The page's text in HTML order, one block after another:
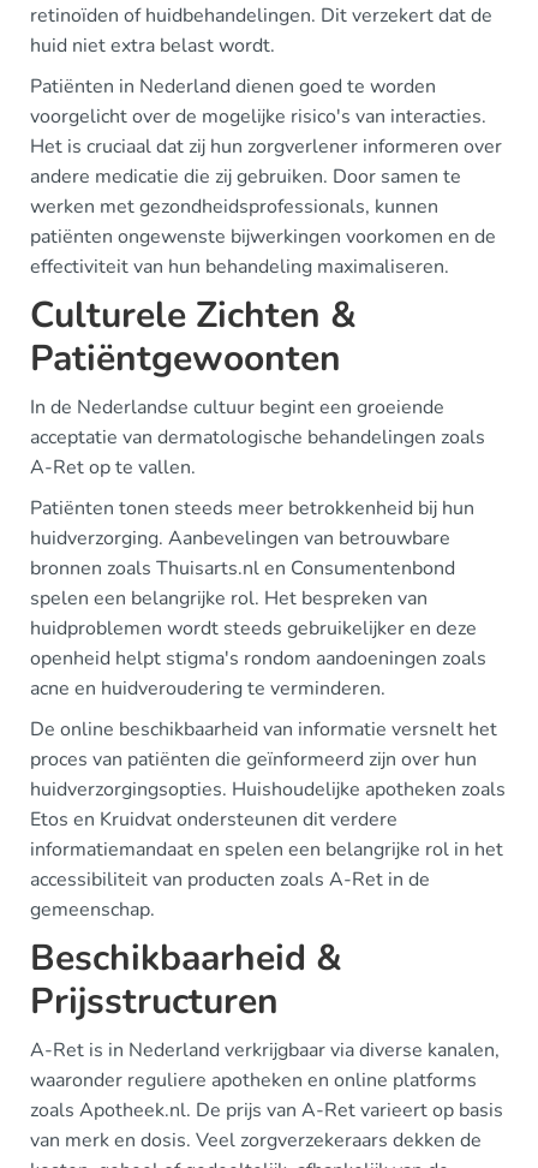
retinoïden of huidbehandelingen. Dit verzekert dat de
huid niet extra belast wordt.
Patiënten in Nederland dienen goed te worden
voorgelicht over de mogelijke risico's van interacties.
Het is cruciaal dat zij hun zorgverlener informeren over
andere medicatie die zij gebruiken. Door samen te
werken met gezondheidsprofessionals, kunnen
patiënten ongewenste bijwerkingen voorkomen en de
effectiviteit van hun behandeling maximaliseren.
Culturele Zichten &
Patiëntgewoonten
In de Nederlandse cultuur begint een groeiende
acceptatie van dermatologische behandelingen zoals
A-Ret op te vallen.
Patiënten tonen steeds meer betrokkenheid bij hun
huidverzorging. Aanbevelingen van betrouwbare
bronnen zoals Thuisarts.nl en Consumentenbond
spelen een belangrijke rol. Het bespreken van
huidproblemen wordt steeds gebruikelijker en deze
openheid helpt stigma's rondom aandoeningen zoals
acne en huidveroudering te verminderen.
De online beschikbaarheid van informatie versnelt het
proces van patiënten die geïnformeerd zijn over hun
huidverzorgingsopties. Huishoudelijke apotheken zoals
Etos en Kruidvat ondersteunen dit verdere
informatiemandaat en spelen een belangrijke rol in het
accessibiliteit van producten zoals A-Ret in de
gemeenschap.
Beschikbaarheid &
Prijsstructuren
A-Ret is in Nederland verkrijgbaar via diverse kanalen,
waaronder reguliere apotheken en online platforms
zoals Apotheek.nl. De prijs van A-Ret varieert op basis
van merk en dosis. Veel zorgverzekeraars dekken de